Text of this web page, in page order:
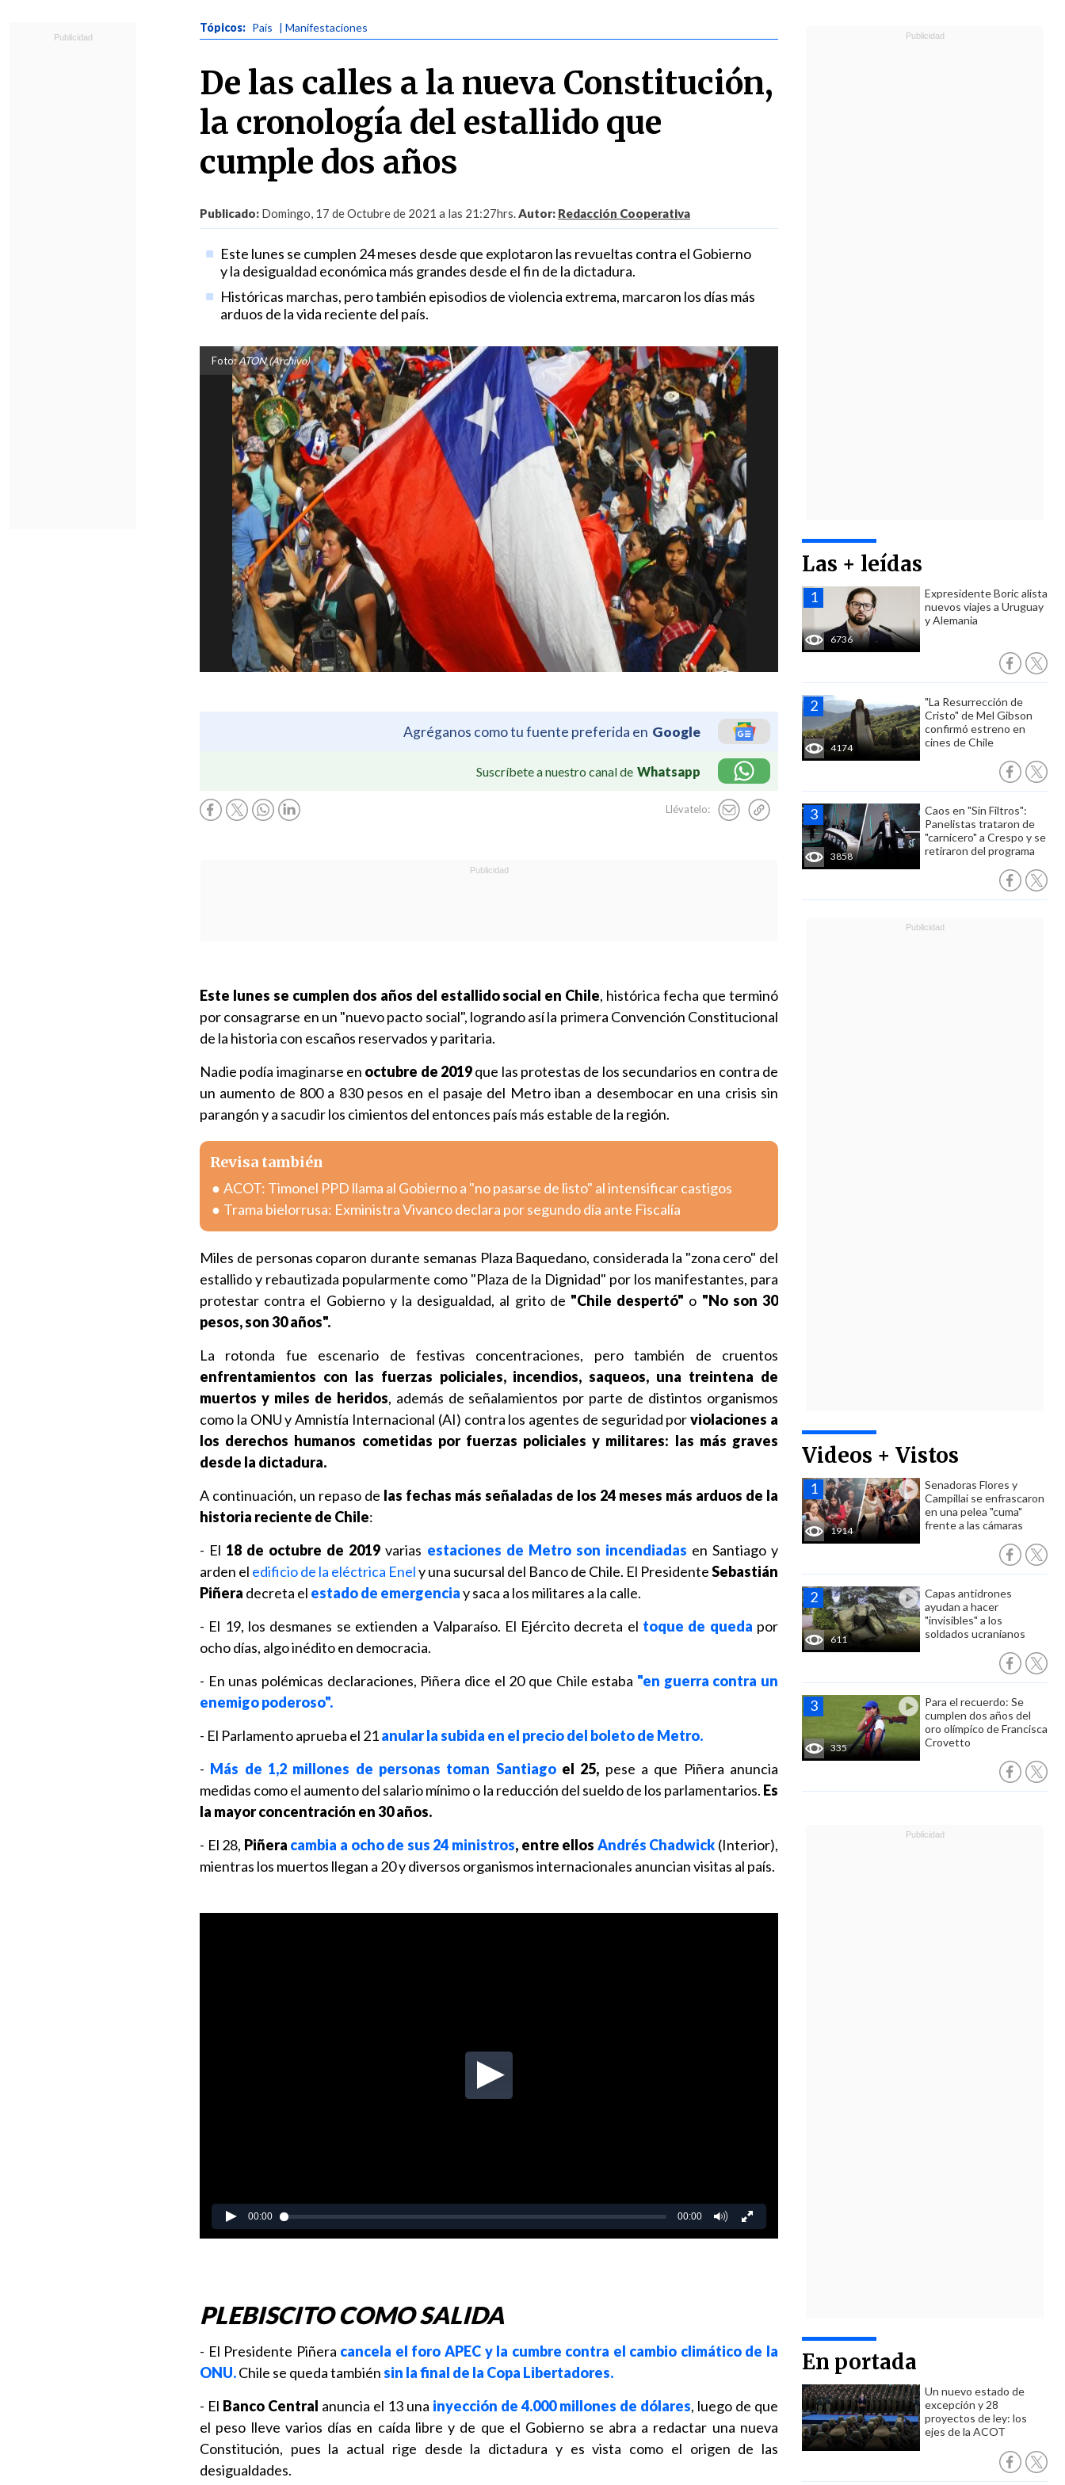
Tópicos: País | Manifestaciones
De las calles a la nueva Constitución,
la cronología del estallido que
cumple dos años
Publicado: Domingo, 17 de Octubre de 2021 a las 21:27hrs.Autor: Redacción Cooperativa
Este lunes se cumplen 24 meses desde que explotaron las revueltas contra el Gobierno
y la desigualdad económica más grandes desde el fin de la dictadura.
Históricas marchas, pero también episodios de violencia extrema, marcaron los días más
arduos de la vida reciente del país.
Foto:ATON (Archivo)
Agréganos como tu fuente preferida en Google
Suscríbete a nuestro canal de Whatsapp
Llévatelo:
Las + leídas
6736
Expresidente Boric alista
nuevos viajes a Uruguay
y Alemania
4174
"La Resurrección de
Cristo" de Mel Gibson
confirmó estreno en
cines de Chile
3858
Caos en "Sin Filtros":
Panelistas trataron de
"carnicero" a Crespo y se
retiraron del programa
Videos + Vistos
1914
Senadoras Flores y
Campillai se enfrascaron
en una pelea "cuma"
frente a las cámaras
611
Capas antidrones
ayudan a hacer
"invisibles" a los
soldados ucranianos
335
Para el recuerdo: Se
cumplen dos años del
oro olímpico de Francisca
Crovetto
En portada
Un nuevo estado de
excepción y 28
proyectos de ley: los
ejes de la ACOT
Este lunes se cumplen dos años del estallido social en Chile, histórica fecha que terminó
por consagrarse en un "nuevo pacto social", logrando así la primera Convención Constitucional
de la historia con escaños reservados y paritaria.
Nadie podía imaginarse en octubre de 2019que las protestas de los secundarios en contra de
un aumento de 800 a 830 pesos en el pasaje del Metro iban a desembocar en una crisis sin
parangón y a sacudir los cimientos del entonces país más estable de la región.
Revisa también
ACOT: Timonel PPD llama al Gobierno a "no pasarse de listo" al intensificar castigos
Trama bielorrusa: Exministra Vivanco declara por segundo día ante Fiscalía
Miles de personas coparon durante semanas Plaza Baquedano, considerada la "zona cero" del
estallido y rebautizada popularmente como "Plaza de la Dignidad" por los manifestantes, para
protestar contra el Gobierno y la desigualdad, al grito de "Chile despertó" o "No son 30
pesos, son 30 años".
La rotonda fue escenario de festivas concentraciones, pero también de cruentos
enfrentamientos con las fuerzas policiales, incendios, saqueos, una treintena de
muertos y miles de heridos, además de señalamientos por parte de distintos organismos
como la ONU y Amnistía Internacional (AI) contra los agentes de seguridad porviolaciones a
los derechos humanos cometidas por fuerzas policiales y militares: las más graves
desde la dictadura.
A continuación, un repaso de las fechas más señaladas de los 24 meses más arduos de la
historia reciente de Chile:
- El 18 de octubre de 2019 varias estaciones de Metro son incendiadas en Santiago y
arden el edificio de la eléctrica Enely una sucursal del Banco de Chile. El PresidenteSebastián
Piñera decreta el estado de emergenciay saca a los militares a la calle.
- El 19, los desmanes se extienden a Valparaíso. El Ejército decreta el toque de queda por
ocho días, algo inédito en democracia.
- En unas polémicas declaraciones, Piñera dice el 20 que Chile estaba "en guerra contra un
enemigo poderoso".
- El Parlamento aprueba el 21anular la subida en el precio del boleto de Metro.
- Más de 1,2 millones de personas toman Santiagoel 25, pese a que Piñera anuncia
medidas como el aumento del salario mínimo o la reducción del sueldo de los parlamentarios. Es
la mayor concentración en 30 años.
- El 28, Piñera cambia a ocho de sus 24 ministros, entre ellos Andrés Chadwick (Interior),
mientras los muertos llegan a 20 y diversos organismos internacionales anuncian visitas al país.
PLEBISCITO COMO SALIDA
- El Presidente Piñera cancela el foro APEC y la cumbre contra el cambio climático de la
ONU.Chile se queda tambiénsin la final de la Copa Libertadores.
- El Banco Central anuncia el 13 una inyección de 4.000 millones de dólares, luego de que
el peso lleve varios días en caída libre y de que el Gobierno se abra a redactar una nueva
Constitución, pues la actual rige desde la dictadura y es vista como el origen de las
desigualdades.